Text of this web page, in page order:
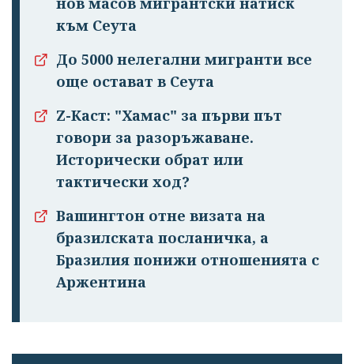
Успешно
излязохте от
профила си!
към Сеута
До 5000 нелегални мигранти все
още остават в Сеута
Z-Каст: "Хамас" за първи път
говори за разоръжаване.
Исторически обрат или
тактически ход?
Вашингтон отне визата на
бразилската посланичка, а
Бразилия понижи отношенията с
Аржентина